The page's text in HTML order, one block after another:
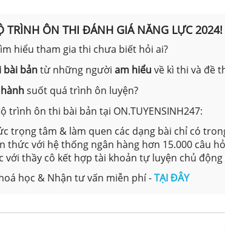
TRÌNH ÔN THI ĐÁNH GIÁ NĂNG LỰC 2024!
hiểu tham gia thi chưa biết hỏi ai?
bảntừ những người am hiểuvề kì thi và đề
suốt quá trình ôn luyện?
trình ôn thi bài bản tại ON.TUYENSINH247:
trọng tâm & làm quen các dạng bài chỉ có
thức với hệ thống ngân hàng hơn 15.000 câu
với thầy cô kết hợp tài khoản tự luyện chủ
học & Nhận tư vấn miễn phí -TẠI ĐÂY